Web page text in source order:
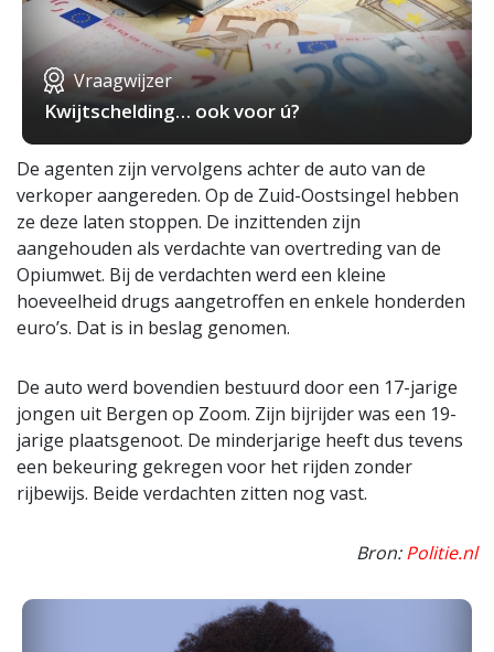
Vraagwijzer
Kwijtschelding… ook voor ú?
De agenten zijn vervolgens achter de auto van de
verkoper aangereden. Op de Zuid-Oostsingel hebben
ze deze laten stoppen. De inzittenden zijn
aangehouden als verdachte van overtreding van de
Opiumwet. Bij de verdachten werd een kleine
hoeveelheid drugs aangetroffen en enkele honderden
euro’s. Dat is in beslag genomen.
De auto werd bovendien bestuurd door een 17-jarige
jongen uit Bergen op Zoom. Zijn bijrijder was een 19-
jarige plaatsgenoot. De minderjarige heeft dus tevens
een bekeuring gekregen voor het rijden zonder
rijbewijs. Beide verdachten zitten nog vast.
Bron:Politie.nl